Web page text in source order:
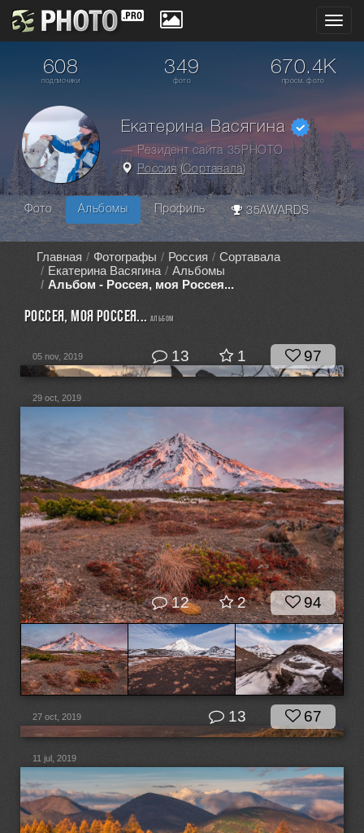
608
подписчики
349
фото
670.4K
просм. фото
Екатерина Васягина
— Резидент сайта 35PHOTO
Россия(Сортавала)
Фото Альбомы Профиль 35AWARDS
Главная Фотографы Россия
Сортавала
Екатерина Васягина
Альбомы
Альбом - Россея, моя Россея...
Россея, моя Россея... альбом
05 nov, 2019 13 1 97
29 oct, 2019
12 2 94
27 oct, 2019 13 67
11 jul, 2019